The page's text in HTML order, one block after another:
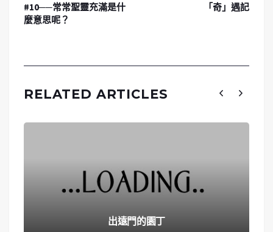
#10──常常聖靈充滿是什
麼意思呢？
「奇」遇記
RELATED ARTICLES
出遠門的園丁